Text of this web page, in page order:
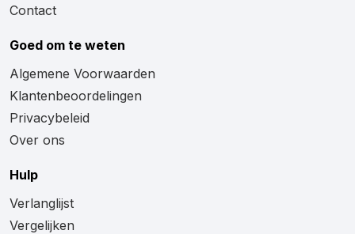
Contact
Goed om te weten
Algemene Voorwaarden
Klantenbeoordelingen
Privacybeleid
Over ons
Hulp
Verlanglijst
Vergelijken